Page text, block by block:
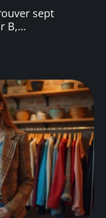
sept
B,…